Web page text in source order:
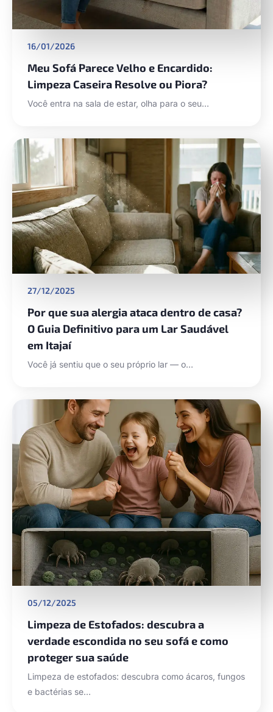
16/01/2026
Meu Sofá Parece Velho e Encardido:
Limpeza Caseira Resolve ou Piora?
Você entra na sala de estar, olha para o seu…
27/12/2025
Por que sua alergia ataca dentro de casa?
O Guia Definitivo para um Lar Saudável
em Itajaí
Você já sentiu que o seu próprio lar — o…
05/12/2025
Limpeza de Estofados: descubra a
verdade escondida no seu sofá e como
proteger sua saúde
Limpeza de estofados: descubra como ácaros, fungos
e bactérias se…